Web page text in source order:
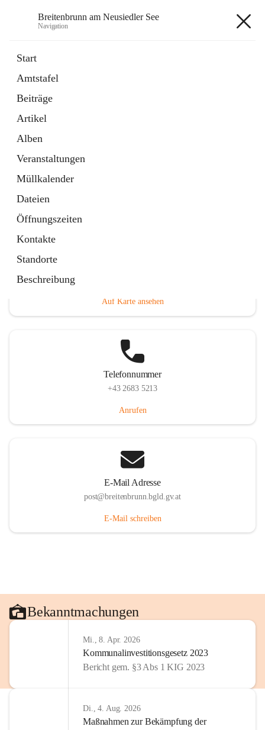
Breitenbrunn am Neusiedler See
Navigation
Start
Amtstafel
Beiträge
Artikel
Alben
Veranstaltungen
Müllkalender
Dateien
Öffnungszeiten
Kontakte
Standorte
Beschreibung
18 Schnellzugriffe
Gemeindeservice
Auf Karte ansehen
Telefonnummer
+43 2683 5213
Anrufen
E-Mail Adresse
post@breitenbrunn.bgld.gv.at
E-Mail schreiben
Bekanntmachungen
Mi., 8. Apr. 2026
Kommunalinvestitionsgesetz 2023
Bericht gem. §3 Abs 1 KIG 2023
Di., 4. Aug. 2026
Maßnahmen zur Bekämpfung der